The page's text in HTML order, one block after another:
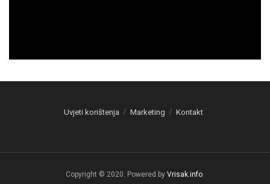
Uvjeti korištenja Marketing Kontakt
Copyright © 2020. Powered by Vrisak.info.